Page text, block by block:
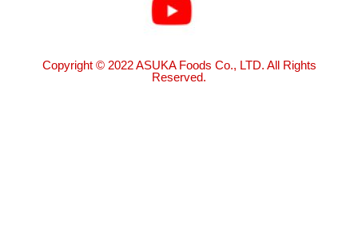
Copyright © 2022 ASUKA Foods Co., LTD. All Rights
Reserved.